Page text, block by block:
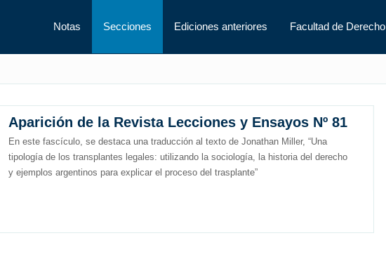
Notas Secciones Ediciones anteriores Facultad de Derecho
Aparición de la Revista Lecciones y Ensayos Nº 81
En este fascículo, se destaca una traducción al texto de Jonathan Miller, “Una
tipología de los transplantes legales: utilizando la sociología, la historia del derecho
y ejemplos argentinos para explicar el proceso del trasplante”